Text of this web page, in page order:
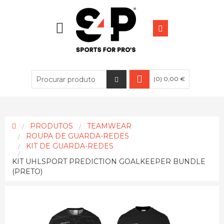
(0) 0,00 €
PRODUTOS
TEAMWEAR
ROUPA DE GUARDA-REDES
KIT DE GUARDA-REDES
KIT UHLSPORT PREDICTION GOALKEEPER BUNDLE
(PRETO)